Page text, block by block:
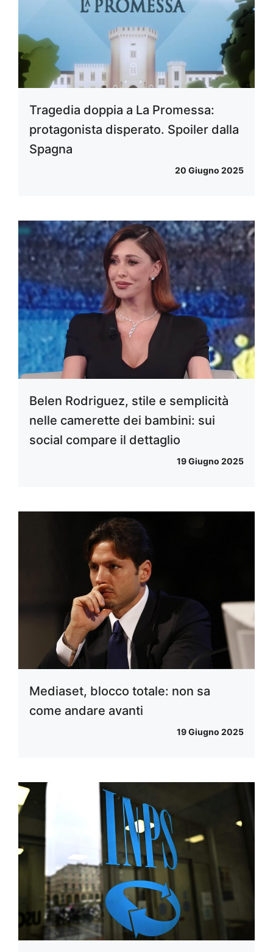
Tragedia doppia a La Promessa:
protagonista disperato. Spoiler dalla
Spagna
20 Giugno 2025
Belen Rodriguez, stile e semplicità
nelle camerette dei bambini: sui
social compare il dettaglio
19 Giugno 2025
Mediaset, blocco totale: non sa
come andare avanti
19 Giugno 2025